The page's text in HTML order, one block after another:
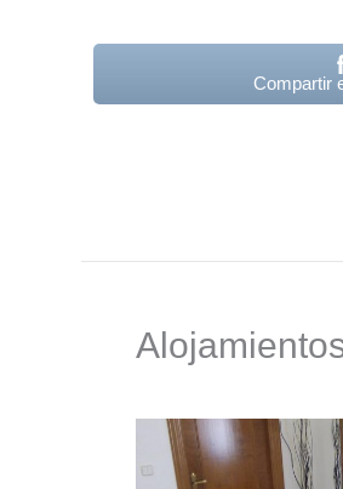
Compartir